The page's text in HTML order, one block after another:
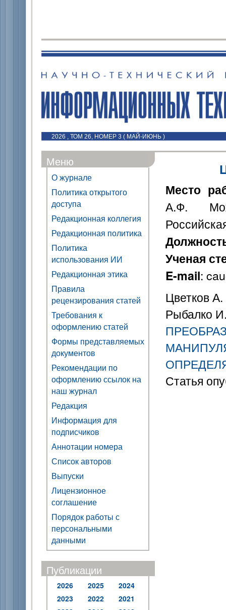
2026 , ТОМ 26, НОМЕР 3 ( МАЙ-ИЮНЬ )
Меню
О журнале
Политика открытого
доступа
Редакционная коллегия
Редакционная политика
Политика
использования ИИ
Редакционная этика
Правила
рецензирования статей
Требования к
оформлению статей
Формы представляемых
документов
Рекомендации по
оформлению ссылок на
наш журнал
Редакция
Информация для
подписчиков
Аннотации номера
Список авторов
Выпуски
Лицензионное
соглашение
Порядок работы с
персональными
данными
Публикации
2026 2025
2024
2023
2022
2021
Место
А.Ф.
Ученая
E-mail:
Цветков
Рыбалко
Статья